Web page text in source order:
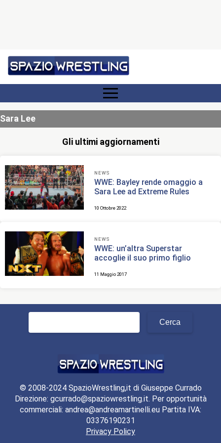
Sara Lee
Gli ultimi aggiornamenti
NEWS
WWE: Bayley rende omaggio a
Sara Lee ad Extreme Rules
10 Ottobre 2022
NEWS
WWE: un’altra Superstar
accoglie il suo primo figlio
11 Maggio 2017
Ricerca
© 2008-2024 SpazioWrestling,it di Giuseppe Currado
Direzione: gcurrado@spaziowrestling.it. Per opportunità
commerciali: andrea@andreamartinelli.eu Partita IVA:
03376190231
Privacy Policy